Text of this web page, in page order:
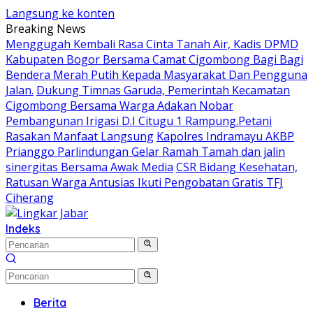
Langsung ke konten
Breaking News
Menggugah Kembali Rasa Cinta Tanah Air, Kadis DPMD
Kabupaten Bogor Bersama Camat Cigombong Bagi Bagi
Bendera Merah Putih Kepada Masyarakat Dan Pengguna
Jalan. Dukung Timnas Garuda, Pemerintah Kecamatan
Cigombong Bersama Warga Adakan Nobar
Pembangunan Irigasi D.I Citugu 1 Rampung.Petani
Rasakan Manfaat Langsung Kapolres Indramayu AKBP
Prianggo Parlindungan Gelar Ramah Tamah dan jalin
sinergitas Bersama Awak Media CSR Bidang Kesehatan,
Ratusan Warga Antusias Ikuti Pengobatan Gratis TFJ
Ciherang
Indeks
Berita